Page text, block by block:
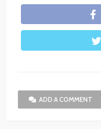
ADD A COMMENT